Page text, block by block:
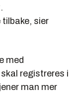
sier
med
registreres i
man mer